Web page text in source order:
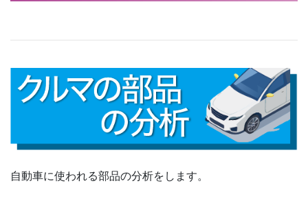
自動車に使われる部品の分析をします。